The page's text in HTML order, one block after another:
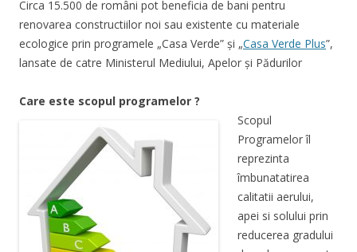
Circa 15.500 de români pot beneficia de bani pentru
renovarea constructiilor noi sau existente cu materiale
ecologice prin programele „Casa Verde” și „Casa Verde Plus”,
lansate de catre Ministerul Mediului, Apelor şi Pădurilor
Care este scopul programelor ?
Scopul
Programelor îl
reprezinta
îmbunatatirea
calitatii aerului,
apei si solului prin
reducerea gradului